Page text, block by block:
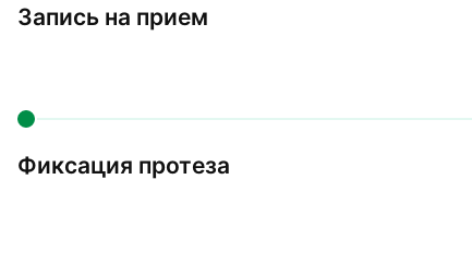
Запись на прием
Фиксация протеза